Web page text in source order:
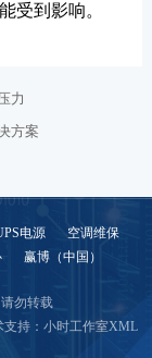
受到影响。
力
方案
电源
空调维保
赢博（中国）
勿转载
支持：小时工作室XML